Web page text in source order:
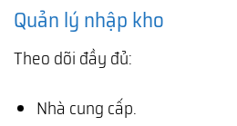
Quản lý nhập kho
Theo dõi đầy đủ:
Nhà cung cấp.